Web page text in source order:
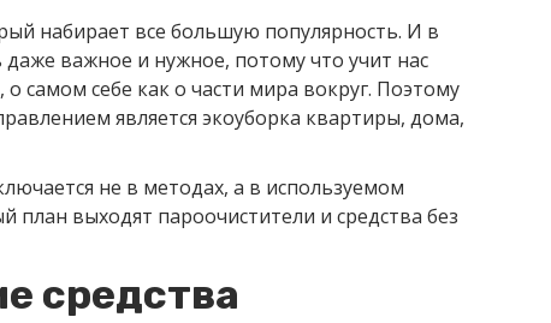
набирает все большую популярность. И в
важное и нужное, потому что учит нас
самом себе как о части мира вокруг. Поэтому
является экоуборка квартиры, дома,
не в методах, а в используемом
план выходят пароочистители и средства без
средства